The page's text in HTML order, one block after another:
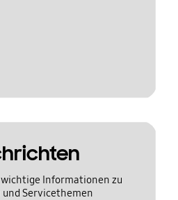
Informationen zu
Servicethemen